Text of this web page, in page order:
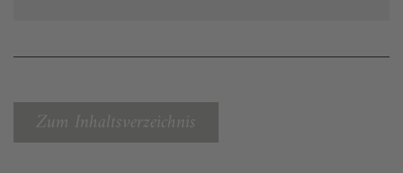
Zum Inhaltsverzeichnis